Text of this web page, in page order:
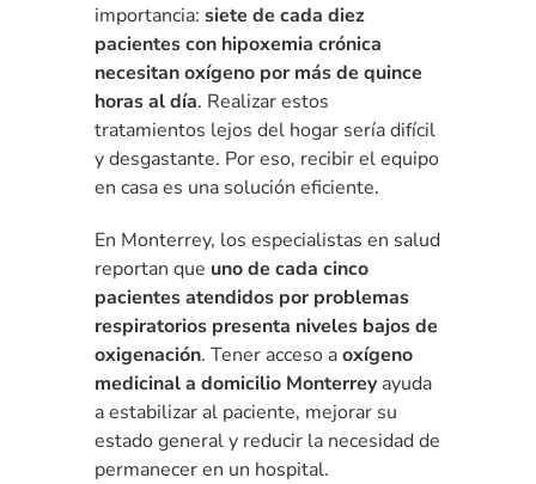
importancia: siete de cada diez
pacientes con hipoxemia crónica
necesitan oxígeno por más de quince
horas al día. Realizar estos
tratamientos lejos del hogar sería difícil
y desgastante. Por eso, recibir el equipo
en casa es una solución eficiente.
En Monterrey, los especialistas en salud
reportan que uno de cada cinco
pacientes atendidos por problemas
respiratorios presenta niveles bajos de
oxigenación. Tener acceso aoxígeno
medicinal a domicilio Monterreyayuda
a estabilizar al paciente, mejorar su
estado general y reducir la necesidad de
permanecer en un hospital.